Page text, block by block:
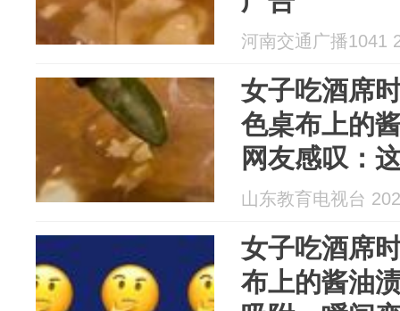
河南交通广播1041
女子吃酒席
色桌布上的
网友感叹：
山东教育电视台
女子吃酒席
布上的酱油